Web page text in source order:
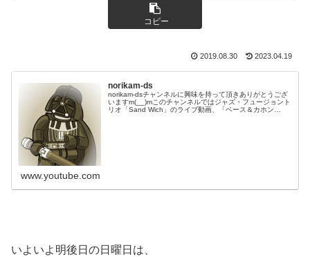
コピー
2019.08.30 2023.04.19
norikam-ds
norikam-dsチャンネルに興味を持って頂きありがとうござ
いますm(__)mこのチャンネルではジャズ・フュージョント
リオ「Sand Wich」のライブ動画、「ベース＆カホン
www.youtube.com
いよいよ明後日の日曜日は、